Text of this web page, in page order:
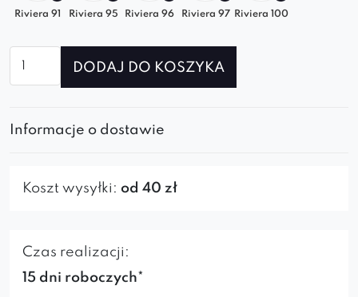
Riviera 91 Riviera 95 Riviera 96 Riviera 97 Riviera 100
Fotel
DODAJ DO KOSZYKA
Informacje o dostawie
Koszt wysyłki: od 40 zł
Czas realizacji:
15 dni roboczych*